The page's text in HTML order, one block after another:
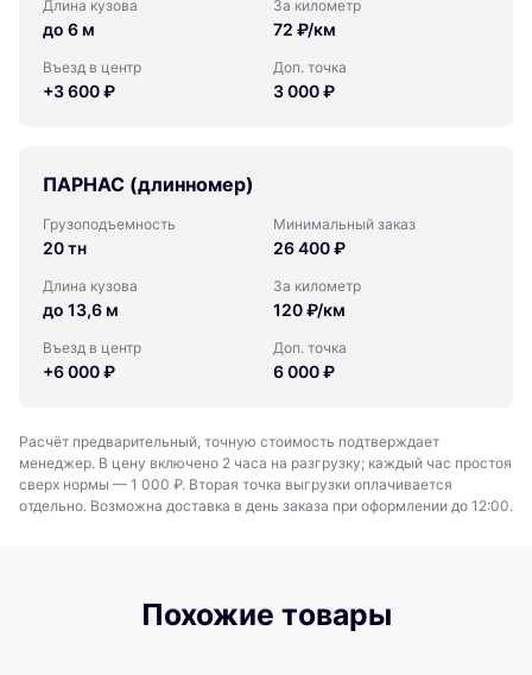
Длина кузова
до 6 м
За километр
72 ₽/км
Въезд в центр
+3 600 ₽
Доп. точка
3 000 ₽
ПАРНАС (длинномер)
Грузоподъемность
20 тн
Минимальный заказ
26 400 ₽
Длина кузова
до 13,6 м
За километр
120 ₽/км
Въезд в центр
+6 000 ₽
Доп. точка
6 000 ₽
Расчёт предварительный, точную стоимость подтверждает
менеджер. В цену включено 2 часа на разгрузку; каждый час простоя
сверх нормы — 1 000 ₽. Вторая точка выгрузки оплачивается
отдельно. Возможна доставка в день заказа при оформлении до 12:00.
Похожие товары